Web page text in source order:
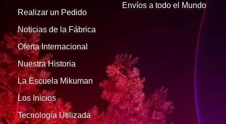
Realizar un Pedido
Noticias de la Fábrica
Envíos a todo el Mundo
Oferta Internacional
Nuestra Historia
La Escuela Mikuman
Los Inicios
Tecnología Utilizada